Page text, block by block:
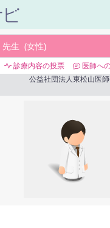
先生 女性
診療内容の投票 医師へ
公益社団法人東松山医